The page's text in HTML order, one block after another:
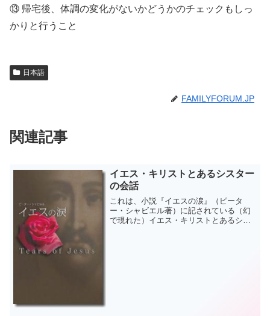
⑬ 帰宅後、体調の変化がないかどうかのチェックもしっ
かりと行うこと
日本語
FAMILYFORUM.JP
関連記事
イエス・キリストとあるシスター
の会話
これは、小説『イエスの涙』（ピータ
ー・シャビエル著）に記されている（幻
で現れた）イエス・キリストとあるシス